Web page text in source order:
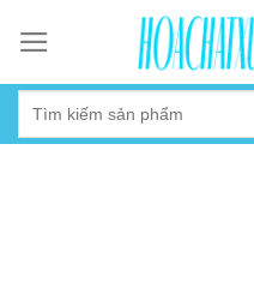
content